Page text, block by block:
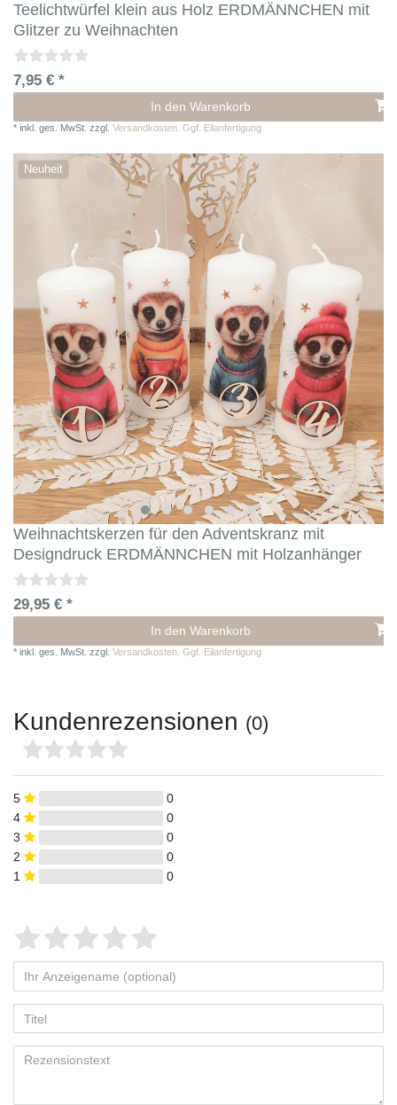
Teelichtwürfel klein aus Holz ERDMÄNNCHEN mit
Glitzer zu Weihnachten
7,95 € *
In den Warenkorb
* inkl. ges. MwSt. zzgl. Versandkosten. Ggf. Eilanfertigung
Neuheit
Weihnachtskerzen für den Adventskranz mit
Designdruck ERDMÄNNCHEN mit Holzanhänger
29,95 € *
In den Warenkorb
* inkl. ges. MwSt. zzgl. Versandkosten. Ggf. Eilanfertigung
Kundenrezensionen (0)
5
0
4
0
3
0
2
0
1
0